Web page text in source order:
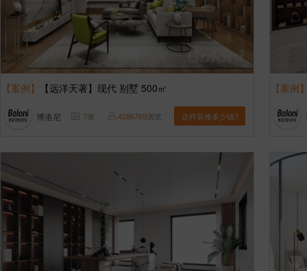
【案例】 【远洋天著】现代 别墅 500㎡
博洛尼 7张 4286769浏览 这样装修多少钱?
【案例